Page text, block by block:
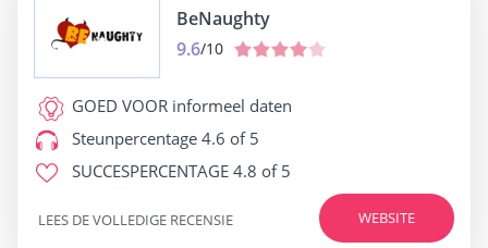
BeNaughty
9.6/10
GOED VOOR informeel daten
Steunpercentage 4.6 of 5
SUCCESPERCENTAGE 4.8 of 5
WEBSITE
LEES DE VOLLEDIGE RECENSIE